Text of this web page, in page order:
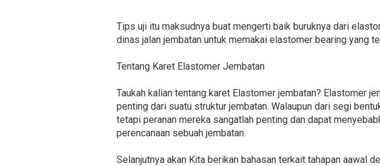
Tips uji itu maksudnya buat mengerti baik buruknya dari
dinas jalan jembatan untuk memakai elastomer bearing yang
Tentang Karet Elastomer Jembatan
Taukah kalian tentang karet Elastomer jembatan? Elastomer
penting dari suatu struktur jembatan. Walaupun dari segi
tetapi peranan mereka sangatlah penting dan dapat
perencanaan sebuah jembatan.
Selanjutnya akan Kita berikan bahasan terkait tahapan aawal